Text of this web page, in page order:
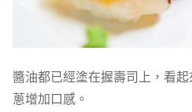
醬油都已經塗在握壽司上，看
蔥增加口感。